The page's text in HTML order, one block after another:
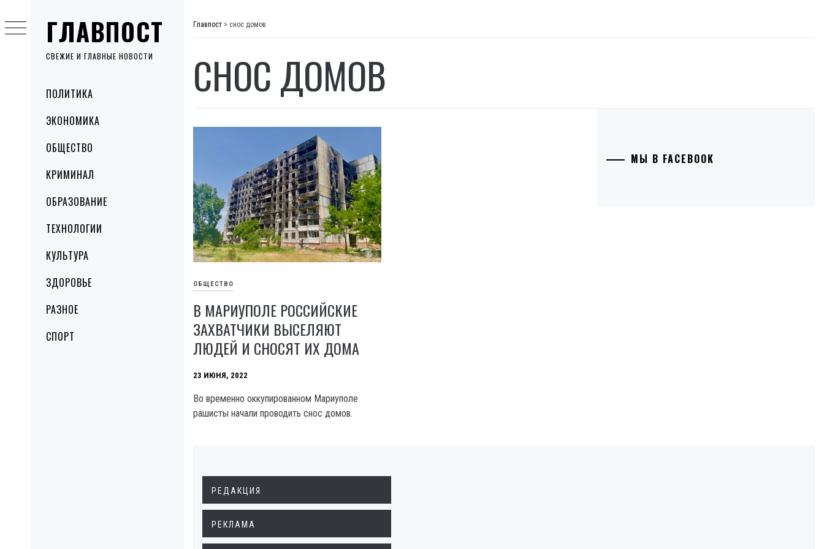
ГЛАВПОСТ
СВЕЖИЕ И ГЛАВНЫЕ НОВОСТИ
MenuПОЛИТИКА
ЭКОНОМИКА
ОБЩЕСТВО
КРИМИНАЛ
ОБРАЗОВАНИЕ
ТЕХНОЛОГИИ
КУЛЬТУРА
ЗДОРОВЬЕ
РАЗНОЕ
СПОРТ
to
content
Главпост > снос домов
СНОС ДОМОВ
ОБЩЕСТВО
В МАРИУПОЛЕ РОССИЙСКИЕ
ЗАХВАТЧИКИ ВЫСЕЛЯЮТ
ЛЮДЕЙ И СНОСЯТ ИХ ДОМА
23 ИЮНЯ, 2022
Во временно оккупированном Мариуполе
рашисты начали проводить снос домов.
МЫ В FACEBOOK
РЕДАКЦИЯ
РЕКЛАМА